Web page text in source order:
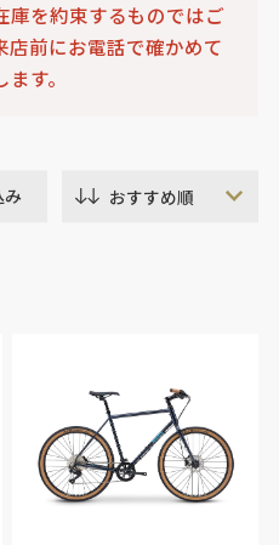
庫を約束するものではご
店前にお電話で確かめて
す。
み